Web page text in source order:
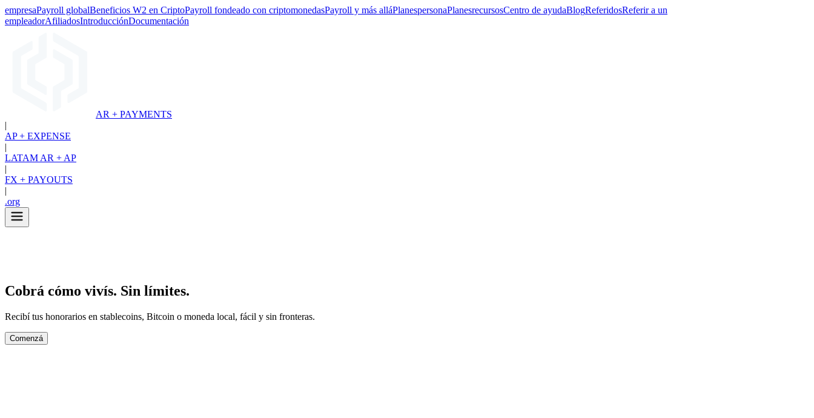
empresaPayroll globalBeneficios W2 en CriptoPayroll fondeado con criptomonedasPayroll y más alláPlanespersonaPlanesrecursosCentro de ayudaBlogReferidosReferir a un
empleadorAfiliadosIntroducciónDocumentación
AR + PAYMENTS
|
AP + EXPENSE
|
LATAM AR + AP
|
FX + PAYOUTS
|
.org
Cobrá cómo vivís. Sin límites.
Recibí tus honorarios en stablecoins, Bitcoin o moneda local, fácil y sin fronteras.
Comenzá